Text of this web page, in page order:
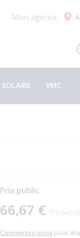
Mon agence
SOLAIRE VMC
Prix public
66,67 € TTC/
Connectez-vous pour